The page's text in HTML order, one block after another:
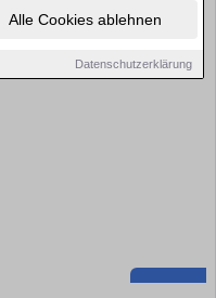
Alle Cookies ablehnen
Datenschutzerklärung